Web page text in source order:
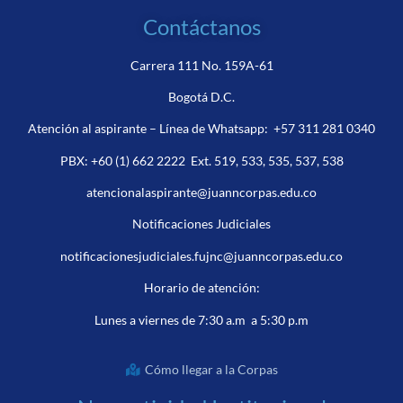
Contáctanos
Carrera 111 No. 159A-61
Bogotá D.C.
Atención al aspirante – Línea de Whatsapp: +57 311 281 0340
PBX: +60 (1) 662 2222Ext. 519, 533, 535, 537, 538
atencionalaspirante@juanncorpas.edu.co
Notificaciones Judiciales
notificacionesjudiciales.fujnc@juanncorpas.edu.co
Horario de atención:
Lunes a viernes de 7:30 a.m a 5:30 p.m
Cómo llegar a la Corpas